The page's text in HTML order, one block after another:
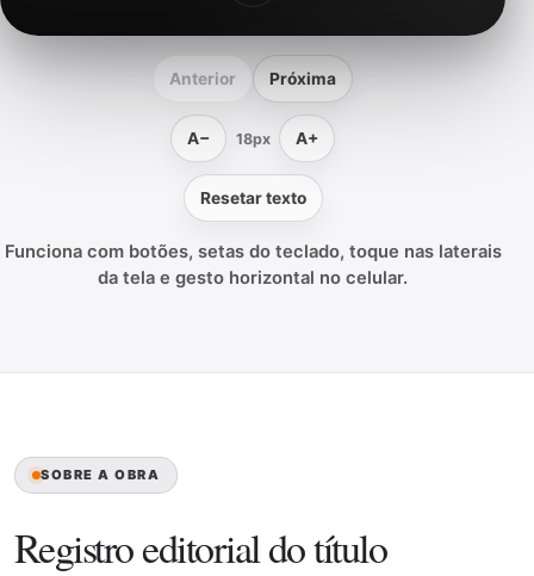
Anterior Próxima
A− 18px A+
Resetar texto
Funciona com botões, setas do teclado, toque nas laterais
da tela e gesto horizontal no celular.
SOBRE A OBRA
Registro editorial do título